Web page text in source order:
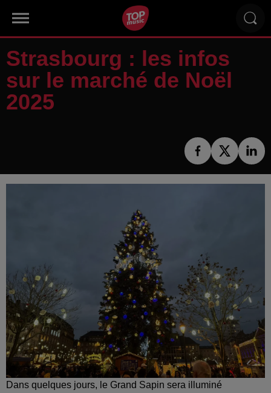
Strasbourg : les infos
sur le marché de Noël
2025
Dans quelques jours, le Grand Sapin sera illuminé